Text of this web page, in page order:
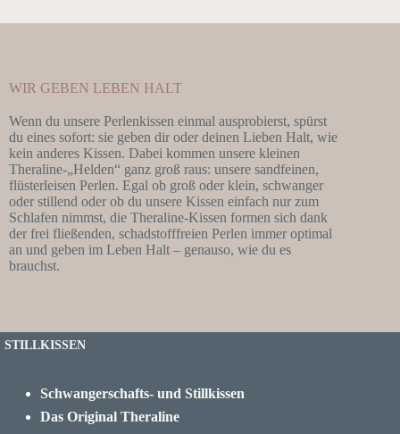
WIR GEBEN LEBEN HALT
Wenn du unsere Perlenkissen einmal ausprobierst, spürst
du eines sofort: sie geben dir oder deinen Lieben Halt, wie
kein anderes Kissen. Dabei kommen unsere kleinen
Theraline-„Helden“ ganz groß raus: unsere sandfeinen,
flüsterleisen Perlen. Egal ob groß oder klein, schwanger
oder stillend oder ob du unsere Kissen einfach nur zum
Schlafen nimmst, die Theraline-Kissen formen sich dank
der frei fließenden, schadstofffreien Perlen immer optimal
an und geben im Leben Halt – genauso, wie du es
brauchst.
STILLKISSEN
Schwangerschafts- und Stillkissen
Das Original Theraline